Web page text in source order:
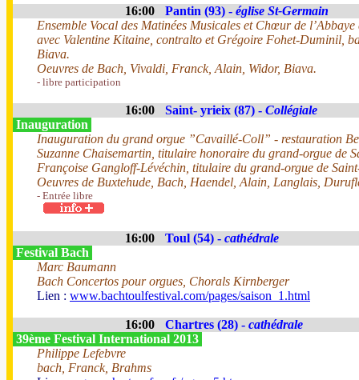
16:00 Pantin (93) - église St-Germain
Ensemble Vocal des Matinées Musicales et Chœur de
avec Valentine Kitaine, contralto et Grégoire Fohet-Duminil,
Biava.
Oeuvres de Bach, Vivaldi, Franck, Alain, Widor, Biava.
- libre participation
16:00 Saint- yrieix (87) - Collégiale
Inauguration
Inauguration du grand orgue ”Cavaillé-Coll” - restauration
Suzanne Chaisemartin, titulaire honoraire du grand-orgue de
Françoise Gangloff-Lévéchin, titulaire du grand-orgue de
Oeuvres de Buxtehude, Bach, Haendel, Alain, Langlais,
- Entrée libre
16:00 Toul (54) - cathédrale
Festival Bach
Marc Baumann
Bach Concertos pour orgues, Chorals Kirnberger
Lien : www.bachtoulfestival.com/pages/saison_1.html
16:00 Chartres (28) - cathédrale
39ème Festival International 2013
Philippe Lefebvre
bach, Franck, Brahms